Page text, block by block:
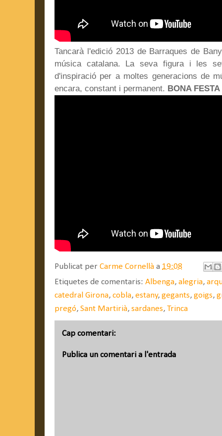
Tancarà l'edició 2013 de Barraques de
música catalana. La seva figura i les
d'inspiració per a moltes generacions de
encara, constant i permanent. BONA
Publicat per Carme Cornellà a 19:08
Etiquetes de comentaris: Albenga, alegria,
catedral Girona, cobla, estany, gegants, goigs,
pregó, Sant Martirià, sardanes, Trinca
Cap comentari:
Publica un comentari a l'entrada